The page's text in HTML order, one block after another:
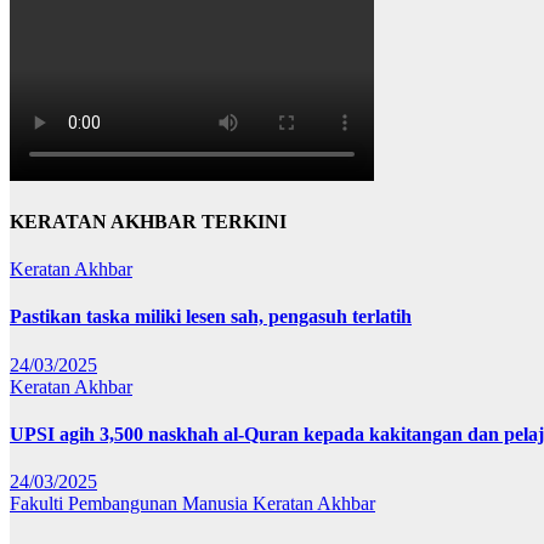
KERATAN AKHBAR TERKINI
Keratan Akhbar
Pastikan taska miliki lesen sah, pengasuh terlatih
24/03/2025
Keratan Akhbar
UPSI agih 3,500 naskhah al-Quran kepada kakitangan dan
24/03/2025
Fakulti Pembangunan Manusia Keratan Akhbar